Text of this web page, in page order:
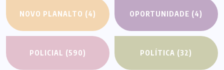
NOVO PLANALTO (4) OPORTUNIDADE (4)
POLICIAL (590) POLÍTICA (32)